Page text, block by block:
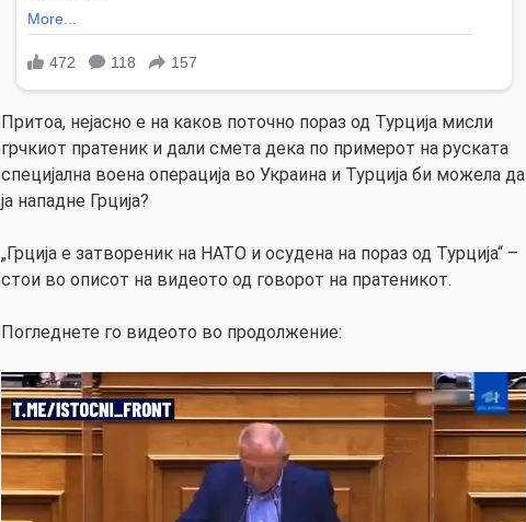
Притоа, нејасно е на каков поточно пораз од Турција мисли
грчкиот пратеник и дали смета дека по примерот на руската
специјална воена операција во Украина и Турција би можела да
ја нападне Грција?
„Грција е затвореник на НАТО и осудена на пораз од Турција“ –
стои во описот на видеото од говорот на пратеникот.
Погледнете го видеото во продолжение: